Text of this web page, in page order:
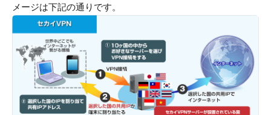
メージは下記の通りです。